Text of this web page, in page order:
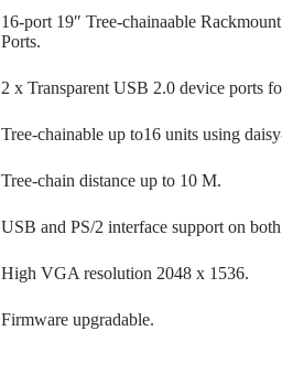
16-port 19″ Tree-chainaable
Ports.
2 x Transparent USB 2.0 device ports
Tree-chainable up to16 units using
Tree-chain distance up to 10 M.
USB and PS/2 interface support on
High VGA resolution 2048 x 1536.
Firmware upgradable.